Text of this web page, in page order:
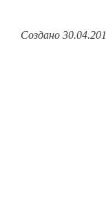
Создано